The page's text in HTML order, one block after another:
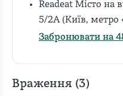
Readeat Місто на
5/2А (Київ, метро
Забронювати на
Враження (3)